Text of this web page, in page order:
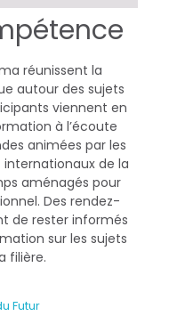
réunissent la
autour des sujets
viennent en
à l’écoute
animées par les
de la
aménagés pour
Des rendez-
de rester informés
sur les sujets
filière.
Futur